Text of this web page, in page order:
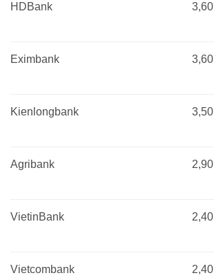
HDBank 3,60
Eximbank 3,60
Kienlongbank 3,50
Agribank 2,90
VietinBank 2,40
Vietcombank 2,40